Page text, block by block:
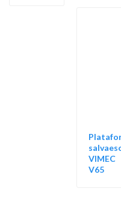
VIMEC
V65